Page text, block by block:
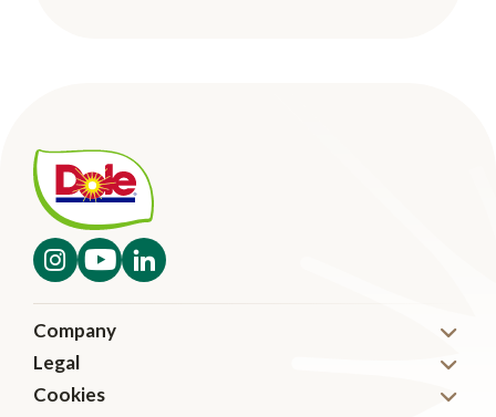
Company
Nyheter
Legal